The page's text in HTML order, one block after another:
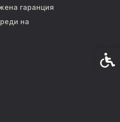
гаранция
на